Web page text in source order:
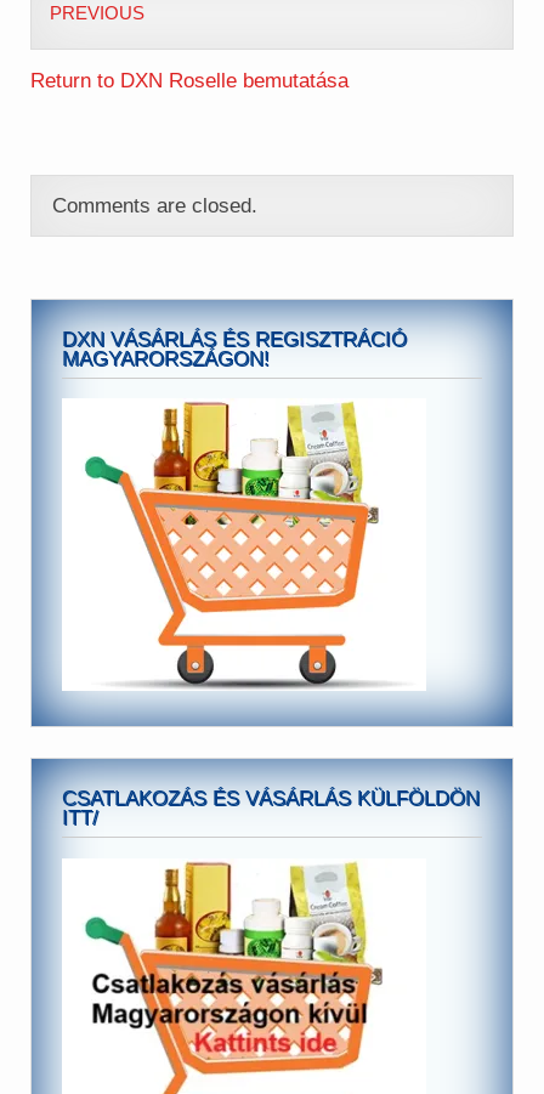
PREVIOUS
Return to DXN Roselle bemutatása
Comments are closed.
DXN VÁSÁRLÁS ÉS REGISZTRÁCIÓ
MAGYARORSZÁGON!
CSATLAKOZÁS ÉS VÁSÁRLÁS KÜLFÖLDÖN
ITT/